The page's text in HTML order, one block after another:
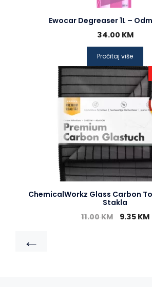
Ewocar Degreaser 1L –
34.00 KM
Pročitaj više
ChemicalWorkz Glass Carbon
Stakla
11.00KM 9.35 KM
←